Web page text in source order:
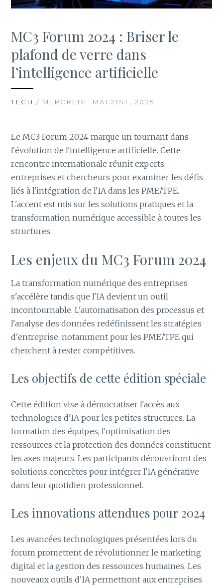
MC3 Forum 2024 : Briser le
plafond de verre dans
l’intelligence artificielle
TECH / MERCREDI, MAI 21ST, 2025
Le MC3 Forum 2024 marque un tournant dans
l'évolution de l'intelligence artificielle. Cette
rencontre internationale réunit experts,
entreprises et chercheurs pour examiner les défis
liés à l'intégration de l'IA dans les PME/TPE.
L'accent est mis sur les solutions pratiques et la
transformation numérique accessible à toutes les
structures.
Les enjeux du MC3 Forum 2024
La transformation numérique des entreprises
s'accélère tandis que l'IA devient un outil
incontournable. L'automatisation des processus et
l'analyse des données redéfinissent les stratégies
d'entreprise, notamment pour les PME/TPE qui
cherchent à rester compétitives.
Les objectifs de cette édition spéciale
Cette édition vise à démocratiser l'accès aux
technologies d'IA pour les petites structures. La
formation des équipes, l'optimisation des
ressources et la protection des données constituent
les axes majeurs. Les participants découvriront des
solutions concrètes pour intégrer l'IA générative
dans leur quotidien professionnel.
Les innovations attendues pour 2024
Les avancées technologiques présentées lors du
forum promettent de révolutionner le marketing
digital et la gestion des ressources humaines. Les
nouveaux outils d'IA permettront aux entreprises